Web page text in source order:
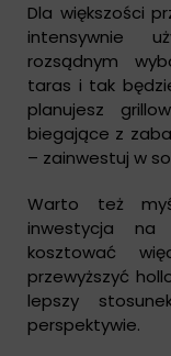
Dla większości
intensywnie
rozsądnym
taras i tak
planujesz
biegające z
– zainwestuj w
Warto też
inwestycja
kosztować
przewyższyć
lepszy
perspektywie.